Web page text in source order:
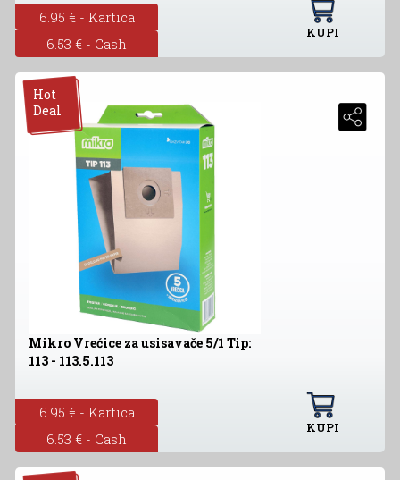
6.95 € - Kartica
6.53 € - Cash
KUPI
Hot
Deal
Mikro Vrećice za usisavače 5/1 Tip:
113 - 113.5.113
6.95 € - Kartica
6.53 € - Cash
KUPI